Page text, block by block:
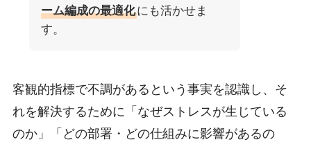
ーム編成の最適化にも活かせま
す。
客観的指標で不調があるという事実を認識し、そ
れを解決するために「なぜストレスが生じている
のか」「どの部署・どの仕組みに影響があるの